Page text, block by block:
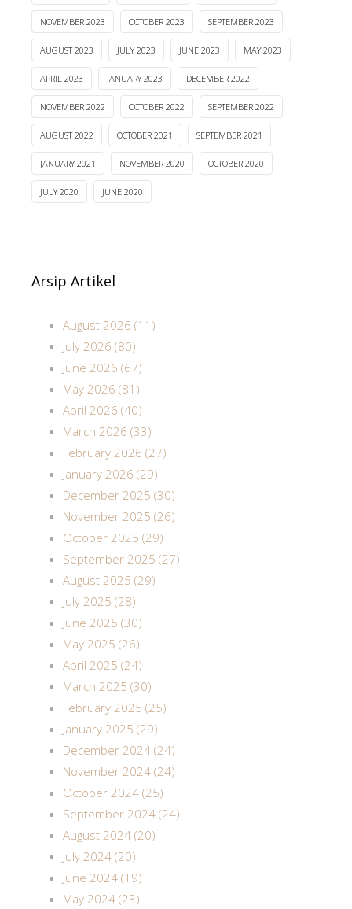
NOVEMBER 2023 OCTOBER 2023 SEPTEMBER 2023
AUGUST 2023 JULY 2023 JUNE 2023 MAY 2023
APRIL 2023 JANUARY 2023 DECEMBER 2022
NOVEMBER 2022 OCTOBER 2022 SEPTEMBER 2022
AUGUST 2022 OCTOBER 2021 SEPTEMBER 2021
JANUARY 2021 NOVEMBER 2020 OCTOBER 2020
JULY 2020 JUNE 2020
Arsip Artikel
August 2026 (11)
July 2026 (80)
June 2026 (67)
May 2026 (81)
April 2026 (40)
March 2026 (33)
February 2026 (27)
January 2026 (29)
December 2025 (30)
November 2025 (26)
October 2025 (29)
September 2025 (27)
August 2025 (29)
July 2025 (28)
June 2025 (30)
May 2025 (26)
April 2025 (24)
March 2025 (30)
February 2025 (25)
January 2025 (29)
December 2024 (24)
November 2024 (24)
October 2024 (25)
September 2024 (24)
August 2024 (20)
July 2024 (20)
June 2024 (19)
May 2024 (23)